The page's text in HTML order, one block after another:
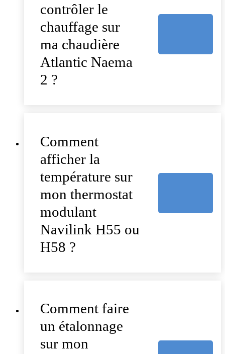
contrôler le
chauffage sur
ma chaudière
Atlantic Naema
2 ?
Comment
afficher la
température sur
mon thermostat
modulant
Navilink H55 ou
H58 ?
Comment faire
un étalonnage
sur mon